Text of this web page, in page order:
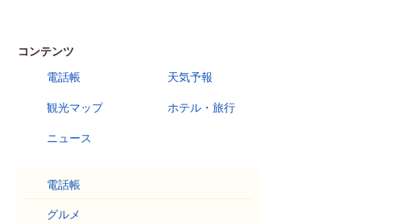
コンテンツ
電話帳
天気予報
観光マップ ホテル・旅行
ニュース
電話帳
グルメ